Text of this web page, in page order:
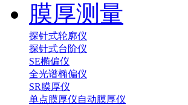
膜厚测量
探针式轮廓仪
探针式台阶仪
SE椭偏仪
全光谱椭偏仪
SR膜厚仪
单点膜厚仪自动膜厚仪